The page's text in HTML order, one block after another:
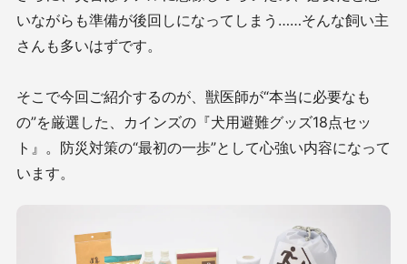
いながらも準備が後回しになってしまう……そんな飼い主
さんも多いはずです。
そこで今回ご紹介するのが、獣医師が“本当に必要なも
の”を厳選した、カインズの『犬用避難グッズ18点セッ
ト』。防災対策の“最初の一歩”として心強い内容になって
います。